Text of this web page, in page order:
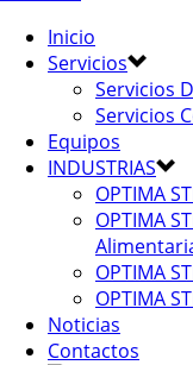
Inicio
Servicios
Servicios
Servicios
Equipos
INDUSTRIAS
OPTIMA
OPTIMA
OPTIMA
OPTIMA
Noticias
Contactos